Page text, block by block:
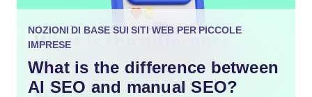
NOZIONI DI BASE SUI SITI WEB PER PICCOLE
IMPRESE
What is the difference between
AI SEO and manual SEO?